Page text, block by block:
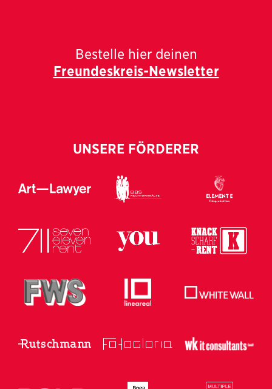
Bestelle hier deinen
Freundeskreis-Newsletter
UNSERE FÖRDERER